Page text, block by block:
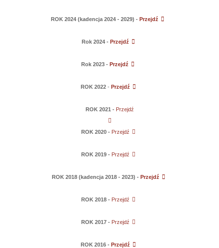
ROK 2024 (kadencja 2024 - 2029) - Przejdź
Rok 2024 - Przejdź
Rok 2023 - Przejdź
ROK 2022 - Przejdź
ROK 2021 - Przejdź
ROK 2020 - Przejdź
ROK 2019 - Przejdź
ROK 2018 (kadencja 2018 - 2023) - Przejdź
ROK 2018 - Przejdź
ROK 2017 - Przejdź
ROK 2016 - Przejdź